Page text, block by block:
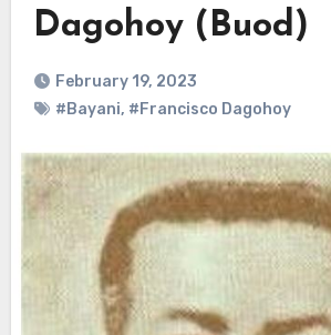
Dagohoy (Buod)
February 19, 2023
#Bayani, #Francisco Dagohoy